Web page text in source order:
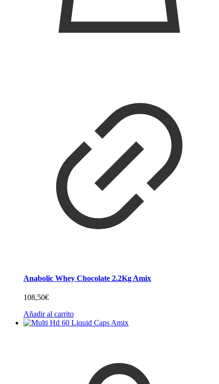
Anabolic Whey Chocolate 2.2Kg Amix
108,50€
Añadir al carrito